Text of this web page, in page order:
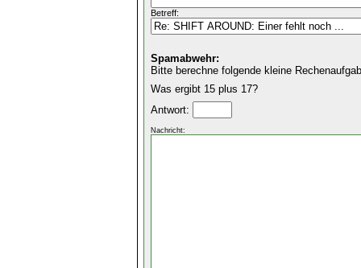
Betreff:
Spamabwehr:
Bitte berechne folgende kleine
Was ergibt 15 plus 17?
Antwort:
Nachricht: